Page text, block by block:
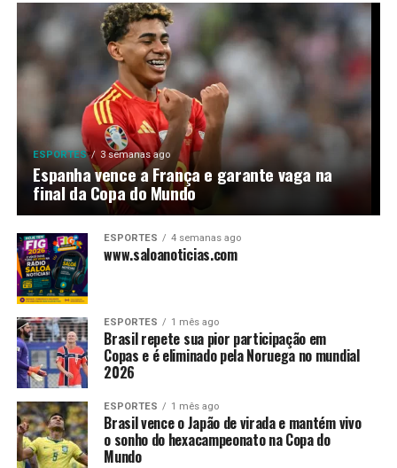
ESPORTES 3 semanas ago
Espanha vence a França e garante vaga na
final da Copa do Mundo
ESPORTES 4 semanas ago
www.saloanoticias.com
ESPORTES 1 mês ago
Brasil repete sua pior participação em
Copas e é eliminado pela Noruega no mundial
2026
ESPORTES 1 mês ago
Brasil vence o Japão de virada e mantém vivo
o sonho do hexacampeonato na Copa do
Mundo